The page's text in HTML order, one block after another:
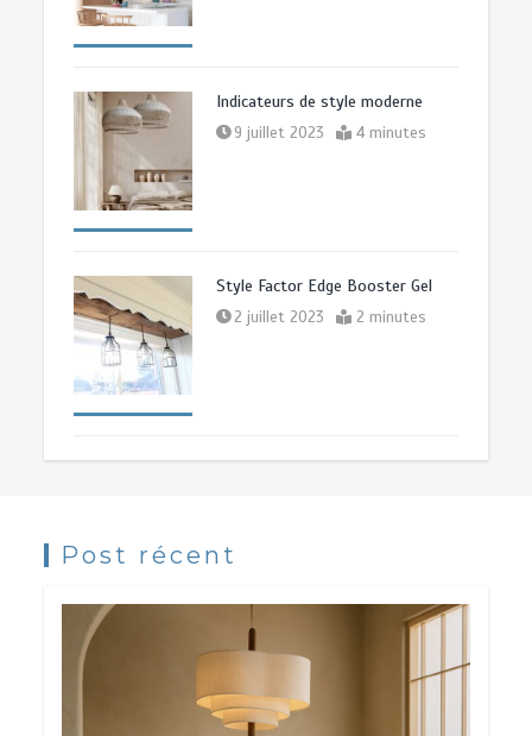
Indicateurs de style moderne
9 juillet 2023 4 minutes
Style Factor Edge Booster Gel
2 juillet 2023 2 minutes
Post récent